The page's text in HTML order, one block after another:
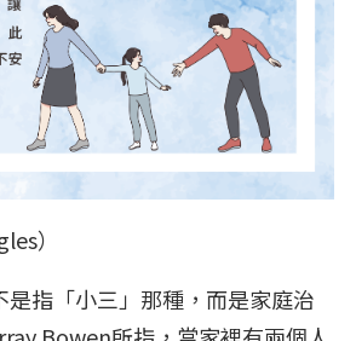
）
是指「小三」那種，而是家庭治